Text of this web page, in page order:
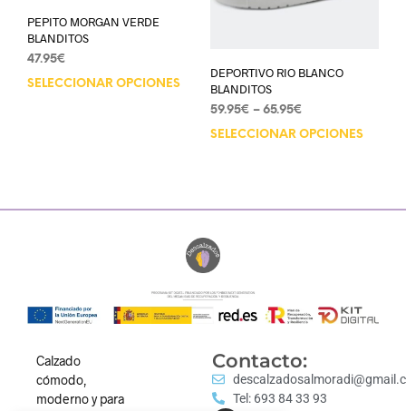
PEPITO MORGAN VERDE
BLANDITOS
47.95€
SELECCIONAR OPCIONES
DEPORTIVO RIO BLANCO
BLANDITOS
59.95€ – 65.95€
SELECCIONAR OPCIONES
Calzado
cómodo,
moderno y para
Contacto:
Tel: 693 84 33 93